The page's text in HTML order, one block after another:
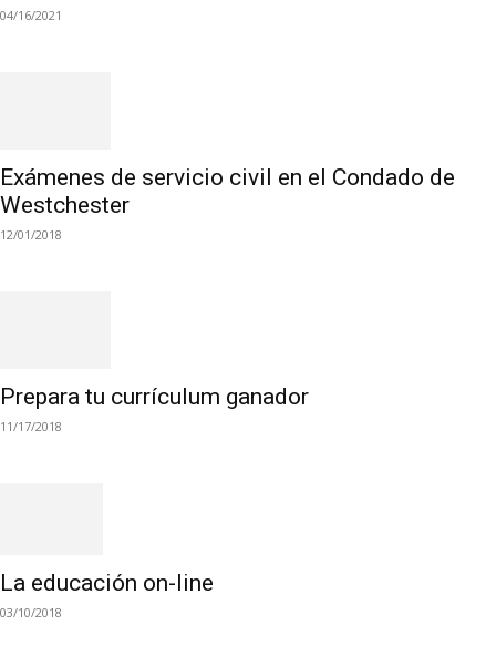
04/16/2021
Exámenes de servicio civil en el Condado de
Westchester
12/01/2018
Prepara tu currículum ganador
11/17/2018
La educación on-line
03/10/2018